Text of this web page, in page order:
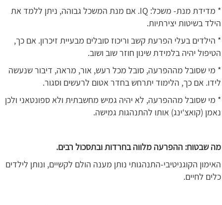
* מדידת מנת- משכל: IQ. אם מנת המשכל גבוהה, ניתן ללמד את
הילד בשיטות יצירתיות.
* הילדים בעלי הפרעת קשב וריכוז סובלים מבעיית זיכרון. אם כך,
הטיפול יהיה בלמידת שינון חוזר שוב ושוב.
* מי שסובל מההפרעה, סובל מכל רעש, אור, מראה, דיבור שנעשה
לידו. אם כך, הלימוד יתרחש בחדר אטום לרעשים וסגור.
* מי שסובל מההפרעה, לא יהיה גמיש מחשבתית ולא ספונטאני ולכן
נאמן (קואצ‘ינג) אותו להתנהגות גמישה.
מה שבטוח: ההפרעה מלווה בחרדות ובתסכול רבים.
האימון הקוגניטיבי-התנהגותי נותן מענה הולם לקשיים, ונותן לילדים
כלים לחיים.